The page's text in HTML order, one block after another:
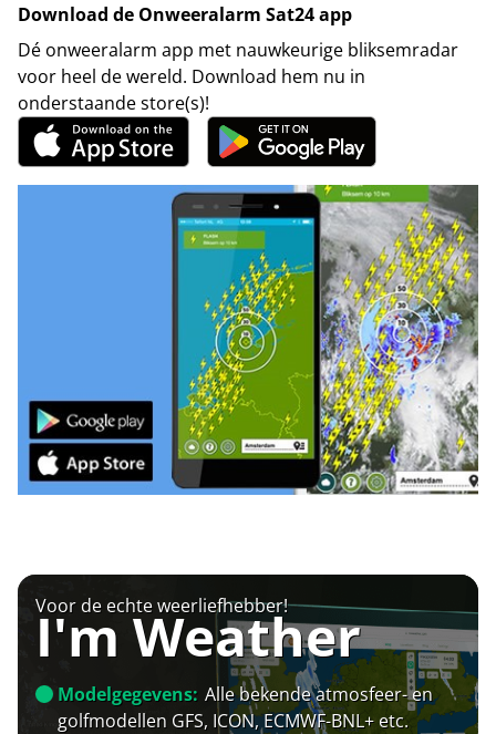
Download de Onweeralarm Sat24 app
Dé onweeralarm app met nauwkeurige bliksemradar
voor heel de wereld. Download hem nu in
onderstaande store(s)!
Voor de echte weerliefhebber!
I'm Weather
Modelgegevens: Alle bekende atmosfeer- en
golfmodellen GFS, ICON, ECMWF-BNL+ etc.